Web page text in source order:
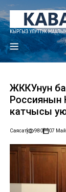
ЖККУнун
Россиянын
катчысы
Саясат 980 07